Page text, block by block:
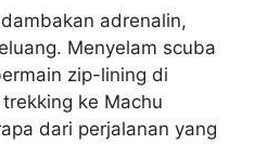
adrenalin,
Menyelam scuba
zip-lining di
ke Machu
dari perjalanan yang